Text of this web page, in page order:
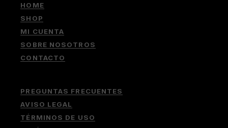
HOME
SHOP
MI CUENTA
SOBRE NOSOTROS
CONTACTO
PREGUNTAS FRECUENTES
AVISO LEGAL
TÉRMINOS DE USO